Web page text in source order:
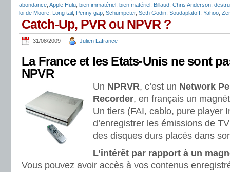
abondance Apple Hulu bien immatériel bien matériel Billaud Chris Anderson
loi de Moore Long tail Penny gap Schumpeter, Seth Godin Soudaplatoff Yahoo
Catch-Up, PVR ou NPVR ?
31/08/2009 Julien Lafrance
La France et les Etats-Unis ne sont
NPVR
Un NPRVR, c’est un Network
Recorder, en français un
Un tiers (FAI, cablo, pure player
d’enregistrer les émissions de
des disques durs placés dans
L’intérêt par rapport à un
Vous pouvez avoir accès à vos contenus